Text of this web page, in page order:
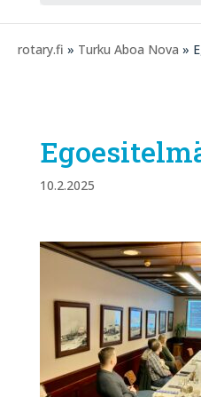
rotary.fi » Turku Aboa Nova »
10.2.2025